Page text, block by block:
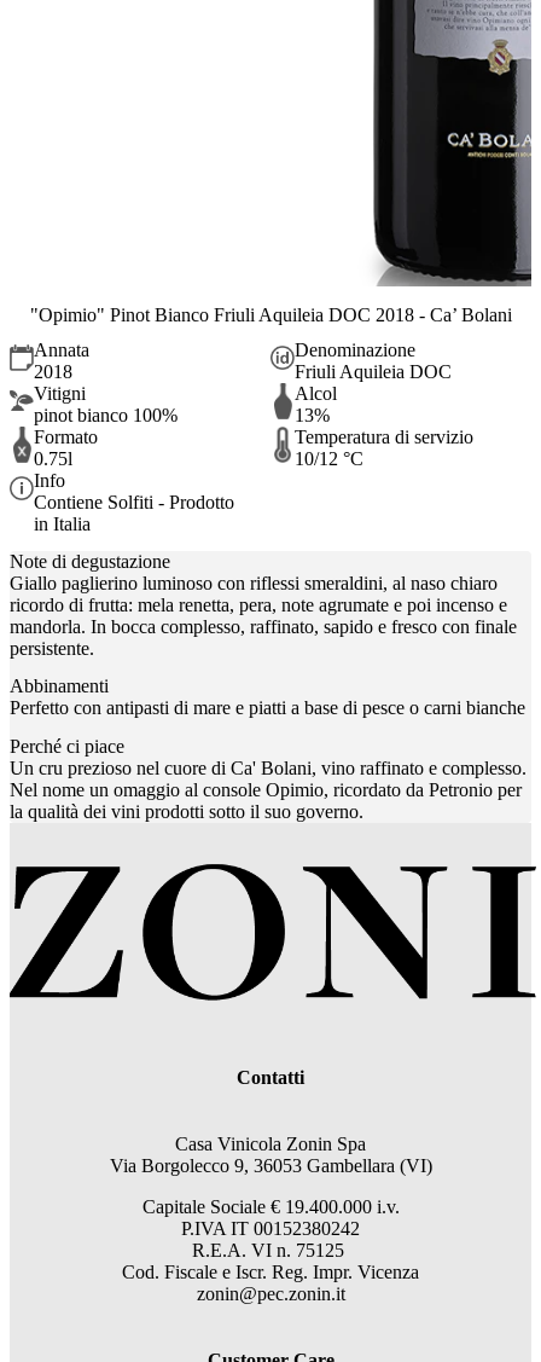
"Opimio" Pinot Bianco Friuli Aquileia DOC 2018 - Ca’ Bolani
Annata
2018
Denominazione
Friuli Aquileia DOC
Vitigni
pinot bianco 100%
Alcol
13%
Formato
0.75l
Temperatura di servizio
10/12 °C
Info
Contiene Solfiti - Prodotto
in Italia
Note di degustazione
Giallo paglierino luminoso con riflessi smeraldini, al naso chiaro
ricordo di frutta: mela renetta, pera, note agrumate e poi incenso e
mandorla. In bocca complesso, raffinato, sapido e fresco con finale
persistente.
Abbinamenti
Perfetto con antipasti di mare e piatti a base di pesce o carni bianche
Perché ci piace
Un cru prezioso nel cuore di Ca' Bolani, vino raffinato e complesso.
Nel nome un omaggio al console Opimio, ricordato da Petronio per
la qualità dei vini prodotti sotto il suo governo.
Contatti
Casa Vinicola Zonin Spa
Via Borgolecco 9, 36053 Gambellara (VI)
Capitale Sociale € 19.400.000 i.v.
P.IVA IT 00152380242
R.E.A. VI n. 75125
Cod. Fiscale e Iscr. Reg. Impr. Vicenza
zonin@pec.zonin.it